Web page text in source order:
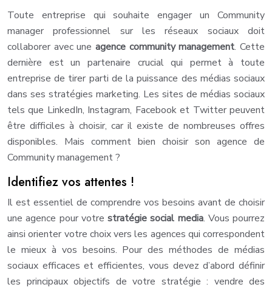
Toute entreprise qui souhaite engager un Community
manager professionnel sur les réseaux sociaux doit
collaborer avec une agence community management. Cette
dernière est un partenaire crucial qui permet à toute
entreprise de tirer parti de la puissance des médias sociaux
dans ses stratégies marketing. Les sites de médias sociaux
tels que LinkedIn, Instagram, Facebook et Twitter peuvent
être difficiles à choisir, car il existe de nombreuses offres
disponibles. Mais comment bien choisir son agence de
Community management ?
Identifiez vos attentes !
Il est essentiel de comprendre vos besoins avant de choisir
une agence pour votre stratégie social media. Vous pourrez
ainsi orienter votre choix vers les agences qui correspondent
le mieux à vos besoins. Pour des méthodes de médias
sociaux efficaces et efficientes, vous devez d’abord définir
les principaux objectifs de votre stratégie : vendre des